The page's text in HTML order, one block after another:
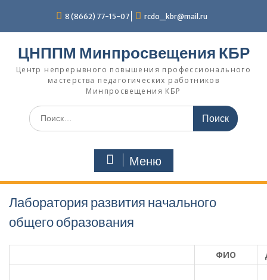
содержимому
8 (8662) 77-15-07 rcdo_kbr@mail.ru
ЦНППМ Минпросвещения КБР
Центр непрерывного повышения профессионального
мастерства педагогических работников
Минпросвещения КБР
Искать:
Меню
Лаборатория развития начального
общего образования
ФИО